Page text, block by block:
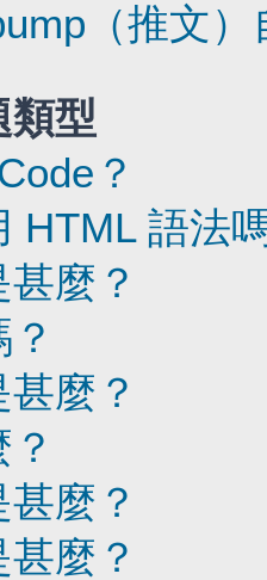
（推文
類型
？
HTML 語法
麼？
麼？
麼？
麼？